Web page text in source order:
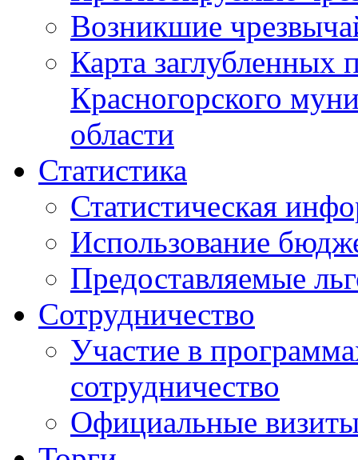
Возникшие
Карта
Красногорского
области
Статистика
Статистическая
Использование
Предоставляемые
Сотрудничество
Участие в
сотрудничество
Официальные